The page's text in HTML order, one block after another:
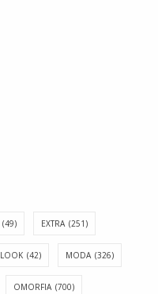
(49) EXTRA (251)
LOOK (42) MODA (326)
OMORFIA (700)